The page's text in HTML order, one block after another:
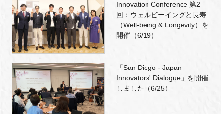
Innovation Conference 第2
回：ウェルビーイングと長寿
（Well-being & Longevity）を
開催（6/19）
「San Diego - Japan
Innovators' Dialogue」を開催
しました（6/25）